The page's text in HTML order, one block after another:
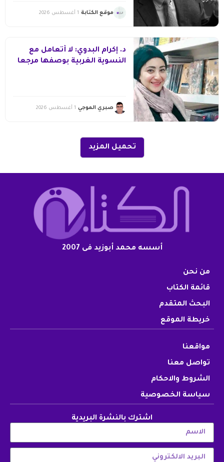
موقع الكتابة 1 أغسطس 2026
د. إكرام البدوي: لا أتعامل مع
النسوية الغربية بوصفها مرجعا
صبري الموجي 1 أغسطس 2026
تحميل المزيد
أسسه محمد أبوزيد فى 2007
من نحن
قائمة الكتاب
البحث المتقدم
خريطة الموقع
مواقعنا
تواصل معنا
الشروط والاحكام
سياسة الخصوصية
اشترك بالنشرة البريدية